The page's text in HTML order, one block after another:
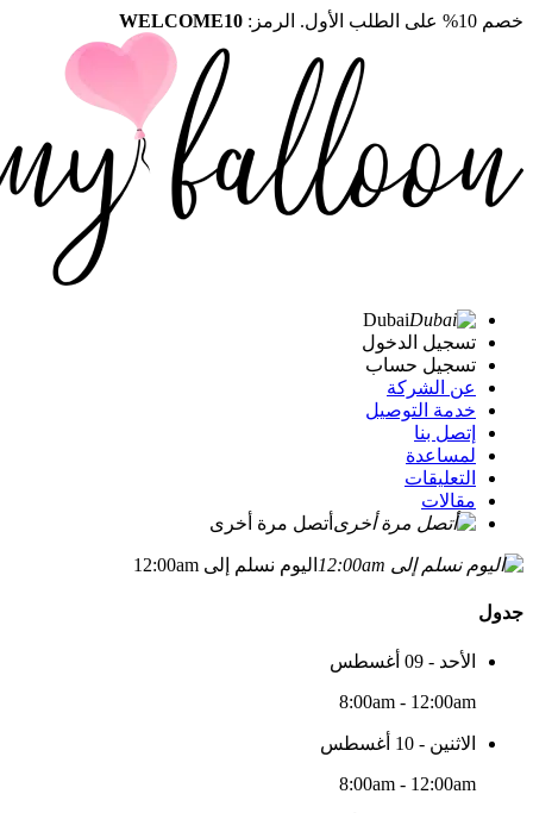
خصم 10% على الطلب الأول. الرمز: WELCOME10
Dubai
تسجيل الدخول
تسجيل حساب
عن الشركة
خدمة التوصيل
إتصل بنا
لمساعدة
التعليقات
مقالات
أتصل مرة أخرى
اليوم نسلم إلى 12:00am
جدول
الأحد - 09 أغسطس
8:00am - 12:00am
الاثنين - 10 أغسطس
8:00am - 12:00am